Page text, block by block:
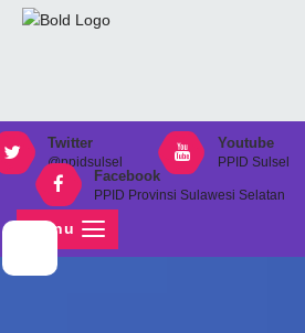
Twitter
@ppidsulsel
Youtube
PPID Sulsel
Facebook
PPID Provinsi Sulawesi Selatan
Menu